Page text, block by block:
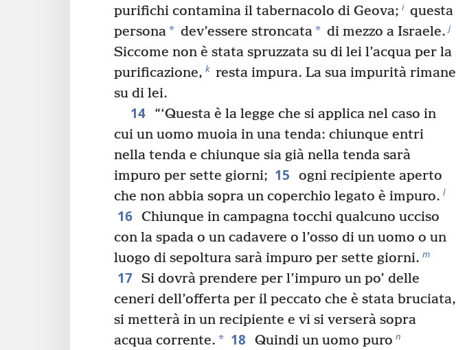
purifichi contamina il tabernacolo di Geova; i questa
persona* dev’essere stroncata* di mezzo a Israele. j
Siccome non è stata spruzzata su di lei l’acqua per la
purificazione, k resta impura. La sua impurità rimane
su di lei.
14
“‘Questa è la legge che si applica nel caso in
cui un uomo muoia in una tenda: chiunque entri
nella tenda e chiunque sia già nella tenda sarà
impuro per sette giorni; 15
ogni recipiente aperto
che non abbia sopra un coperchio legato è impuro. l
16 Chiunque in campagna tocchi qualcuno ucciso
con la spada o un cadavere o l’osso di un uomo o un
luogo di sepoltura sarà impuro per sette giorni. m
17 Si dovrà prendere per l’impuro un po’ delle
ceneri dell’offerta per il peccato che è stata bruciata,
si metterà in un recipiente e vi si verserà sopra
acqua corrente. * 18 Quindi un uomo puro n